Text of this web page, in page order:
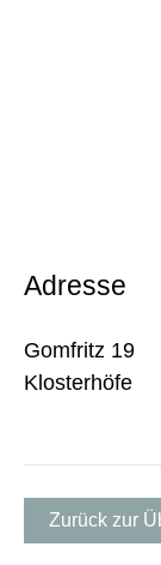
Adresse
Gomfritz 19
Klosterhöfe
Zurück zur